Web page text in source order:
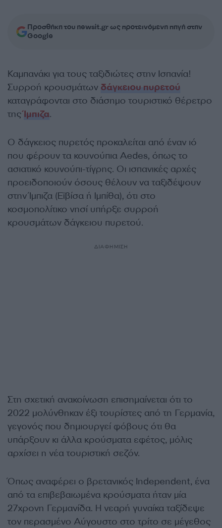
Προσθήκη του newsit.gr ως προτεινόμενη πηγή στην
Google
Καμπανάκι για τους ταξιδιώτες στην Ισπανία!
Συρροή κρουσμάτων δάγκειου πυρετού
καταγράφονται στο διάσημο τουριστικό θέρετρο
τηςΊμπιζα.
Ο δάγκειος πυρετός προκαλείται από έναν ιό
που φέρουν τα κουνούπια Aedes, όπως το
ασιατικό κουνούπι-τίγρης. Οι ισπανικές αρχές
προειδοποιούν όσους θέλουν να ταξιδέψουν
στην Ίμπιζα (Εϊβίσα ή Ιμπίθα), ότι στο
κοσμοπολίτικο νησί υπήρξε συρροή
κρουσμάτων δάγκειου πυρετού.
ΔΙΑΦΗΜΙΣΗ
Στη σχετική ανακοίνωση επισημαίνεται ότι το
2022 μολύνθηκαν έξι τουρίστες από τη Γερμανία,
γεγονός που δημιουργεί φόβους ότι θα
υπάρξουν κι άλλα κρούσματα εφέτος, μόλις
αρχίσει η νέα τουριστική σεζόν.
Όπως αναφέρει ο βρετανικός Independent, ένα
από τα επιβεβαιωμένα κρούσματα ήταν μία
27χρονη Γερμανίδα. Η νεαρή γυναίκα ταξίδεψε
τον περασμένο Αύγουστο στο τρίτο σε μέγεθος